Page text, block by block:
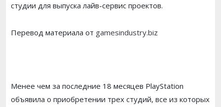
студии для выпуска лайв-сервис проектов.
Перевод материала от gamesindustry.biz
Менее чем за последние 18 месяцев PlayStation
объявила о приобретении трех студий, все из которых